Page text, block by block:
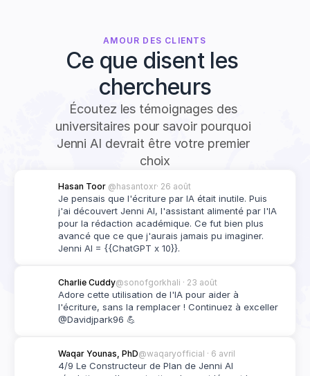
AMOUR DES CLIENTS
Ce que disent les
chercheurs
Écoutez les témoignages des
universitaires pour savoir pourquoi
Jenni AI devrait être votre premier
choix
Hasan Toor @hasantoxr· 26 août
Je pensais que l'écriture par IA était inutile. Puis
j'ai découvert Jenni AI, l'assistant alimenté par l'IA
pour la rédaction académique. Ce fut bien plus
avancé que ce que j'aurais jamais pu imaginer.
Jenni AI = {{ChatGPT x 10}}.
Charlie Cuddy@sonofgorkhali · 23 août
Adore cette utilisation de l'IA pour aider à
l'écriture, sans la remplacer ! Continuez à exceller
@Davidjpark96 💪
Waqar Younas, PhD@waqaryofficial · 6 avril
4/9 Le Constructeur de Plan de Jenni AI